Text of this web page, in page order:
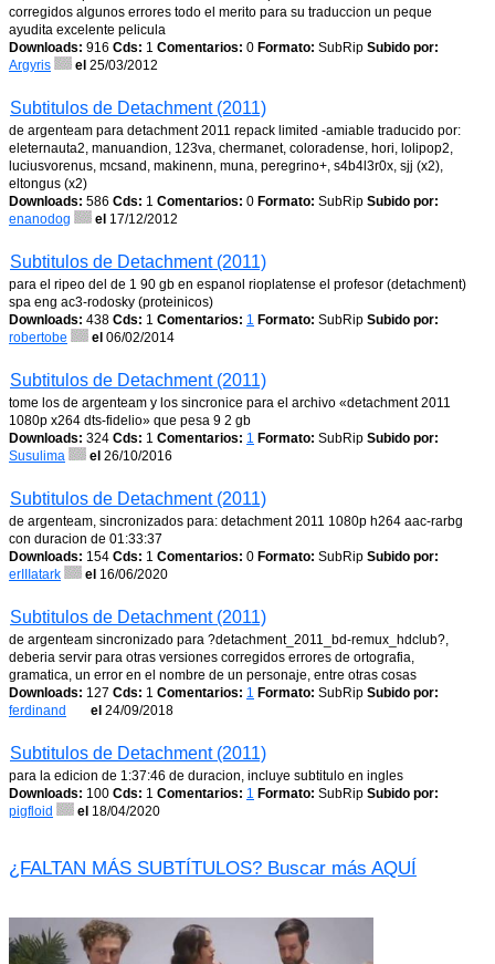
corregidos algunos errores todo el merito para su traduccion un peque
ayudita excelente pelicula
Downloads: 916 Cds: 1 Comentarios: 0 Formato: SubRip Subido por:
Argyris
el 25/03/2012
Subtitulos de Detachment (2011)
de argenteam para detachment 2011 repack limited -amiable traducido por:
eleternauta2, manuandion, 123va, chermanet, coloradense, hori, lolipop2,
luciusvorenus, mcsand, makinenn, muna, peregrino+, s4b4l3r0x, sjj (x2),
eltongus (x2)
Downloads: 586 Cds: 1 Comentarios: 0 Formato: SubRip Subido por:
enanodog
el 17/12/2012
Subtitulos de Detachment (2011)
para el ripeo del de 1 90 gb en espanol rioplatense el profesor (detachment)
spa eng ac3-rodosky (proteinicos)
Downloads: 438 Cds: 1 Comentarios: 1 Formato: SubRip Subido por:
robertobe
el 06/02/2014
Subtitulos de Detachment (2011)
tome los de argenteam y los sincronice para el archivo «detachment 2011
1080p x264 dts-fidelio» que pesa 9 2 gb
Downloads: 324 Cds: 1 Comentarios: 1 Formato: SubRip Subido por:
Susulima
el 26/10/2016
Subtitulos de Detachment (2011)
de argenteam, sincronizados para: detachment 2011 1080p h264 aac-rarbg
con duracion de 01:33:37
Downloads: 154 Cds: 1 Comentarios: 0 Formato: SubRip Subido por:
erIIIatark
el 16/06/2020
Subtitulos de Detachment (2011)
de argenteam sincronizado para ?detachment_2011_bd-remux_hdclub?,
deberia servir para otras versiones corregidos errores de ortografia,
gramatica, un error en el nombre de un personaje, entre otras cosas
Downloads: 127 Cds: 1 Comentarios: 1 Formato: SubRip Subido por:
ferdinand
el 24/09/2018
Subtitulos de Detachment (2011)
para la edicion de 1:37:46 de duracion, incluye subtitulo en ingles
Downloads: 100 Cds: 1 Comentarios: 1 Formato: SubRip Subido por:
pigfloid
el 18/04/2020
¿FALTAN MÁS SUBTÍTULOS? Buscar más AQUÍ